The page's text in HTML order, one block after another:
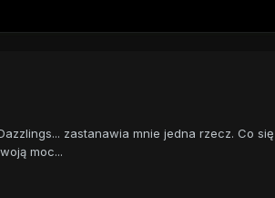
zastanawia mnie jedna rzecz. Co
moc...